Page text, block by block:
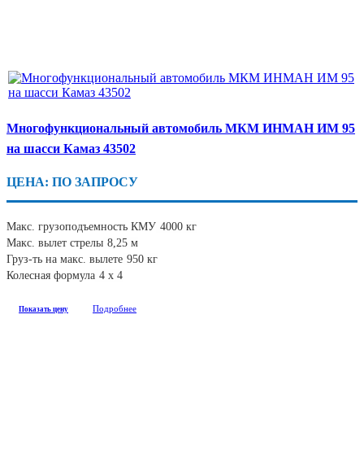
Многофункциональный автомобиль МКМ ИНМАН ИМ 95
на шасси Камаз 43502
ЦЕНА: ПО ЗАПРОСУ
Макс. грузоподъемность КМУ 4000 кг
Макс. вылет стрелы 8,25 м
Груз-ть на макс. вылете 950 кг
Колесная формула 4 х 4
Показать цену Подробнее